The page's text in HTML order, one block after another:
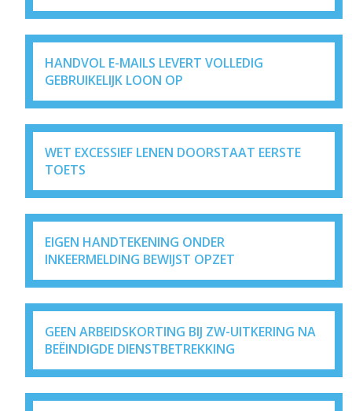
HANDVOL E-MAILS LEVERT VOLLEDIG
GEBRUIKELIJK LOON OP
WET EXCESSIEF LENEN DOORSTAAT EERSTE
TOETS
EIGEN HANDTEKENING ONDER
INKEERMELDING BEWIJST OPZET
GEEN ARBEIDSKORTING BIJ ZW-UITKERING NA
BEËINDIGDE DIENSTBETREKKING